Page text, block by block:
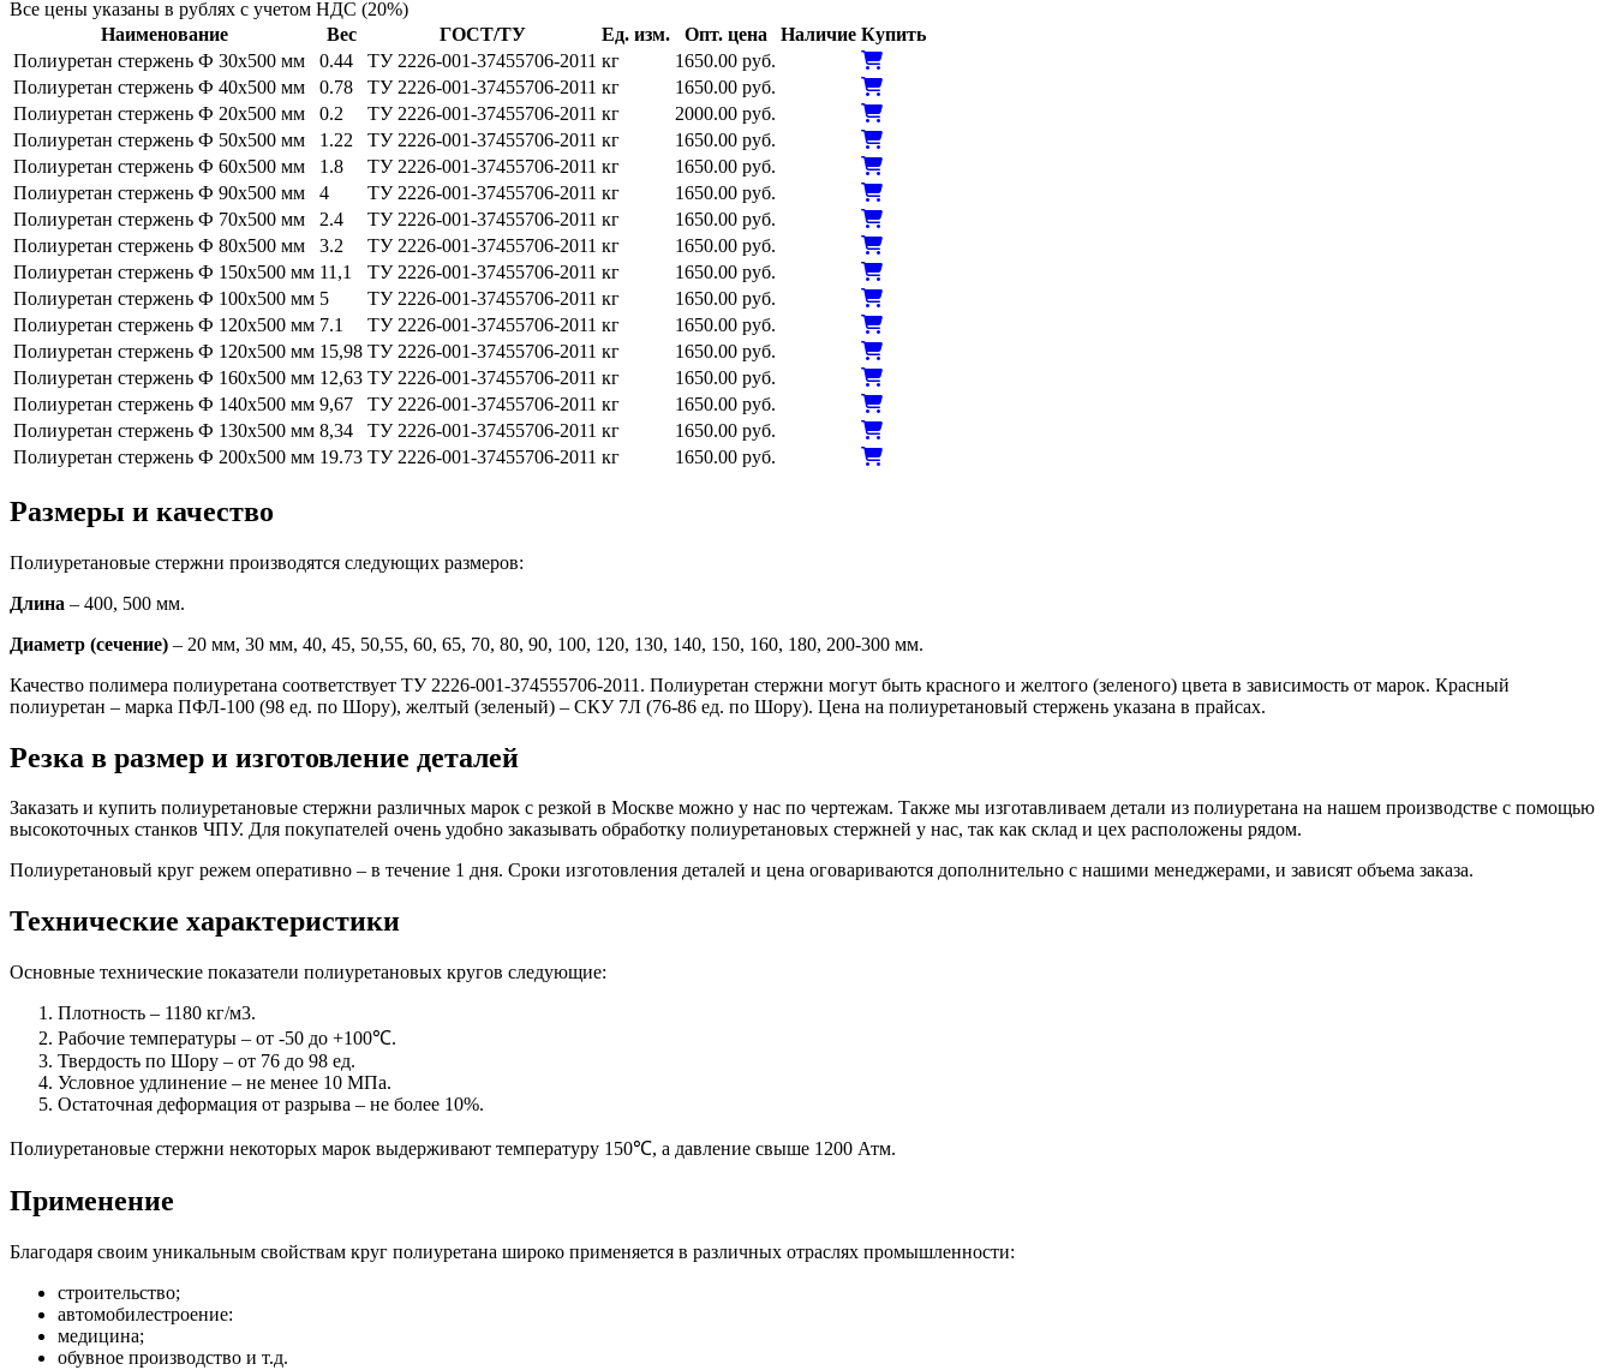
Все цены указаны в рублях с учетом НДС (20%)
Наименование
Вес ГОСТ/ТУ Ед. изм. Опт. цена Наличие Купить
Полиуретан стержень Ф 30х500 мм
0.44 ТУ 2226-001-37455706-2011 кг
1650.00 руб.
Полиуретан стержень Ф 40х500 мм
0.78 ТУ 2226-001-37455706-2011 кг
1650.00 руб.
Полиуретан стержень Ф 20х500 мм
0.2 ТУ 2226-001-37455706-2011 кг
2000.00 руб.
Полиуретан стержень Ф 50х500 мм
1.22 ТУ 2226-001-37455706-2011 кг
1650.00 руб.
Полиуретан стержень Ф 60х500 мм
1.8 ТУ 2226-001-37455706-2011 кг
1650.00 руб.
Полиуретан стержень Ф 90х500 мм
4 ТУ 2226-001-37455706-2011 кг
1650.00 руб.
Полиуретан стержень Ф 70х500 мм
2.4 ТУ 2226-001-37455706-2011 кг
1650.00 руб.
Полиуретан стержень Ф 80х500 мм
3.2 ТУ 2226-001-37455706-2011 кг
1650.00 руб.
Полиуретан стержень Ф 150х500 мм 11,1 ТУ 2226-001-37455706-2011 кг
1650.00 руб.
Полиуретан стержень Ф 100х500 мм 5 ТУ 2226-001-37455706-2011 кг
1650.00 руб.
Полиуретан стержень Ф 120х500 мм 7.1 ТУ 2226-001-37455706-2011 кг
1650.00 руб.
Полиуретан стержень Ф 120х500 мм 15,98 ТУ 2226-001-37455706-2011 кг
1650.00 руб.
Полиуретан стержень Ф 160х500 мм 12,63 ТУ 2226-001-37455706-2011 кг
1650.00 руб.
Полиуретан стержень Ф 140х500 мм 9,67 ТУ 2226-001-37455706-2011 кг
1650.00 руб.
Полиуретан стержень Ф 130х500 мм 8,34 ТУ 2226-001-37455706-2011 кг
1650.00 руб.
Полиуретан стержень Ф 200х500 мм 19.73 ТУ 2226-001-37455706-2011 кг 1650.00 руб.
Размеры и качество
Полиуретановые стержни производятся следующих размеров:
Длина – 400, 500 мм.
Диаметр (сечение) – 20 мм, 30 мм, 40, 45, 50,55, 60, 65, 70, 80, 90, 100, 120, 130, 140, 150, 160, 180, 200-300 мм.
Качество полимера полиуретана соответствует ТУ 2226-001-374555706-2011. Полиуретан стержни могут быть красного и желтого (зеленого) цвета в зависимость от марок. Красный
полиуретан – марка ПФЛ-100 (98 ед. по Шору), желтый (зеленый) – СКУ 7Л (76-86 ед. по Шору). Цена на полиуретановый стержень указана в прайсах.
Резка в размер и изготовление деталей
Заказать и купить полиуретановые стержни различных марок с резкой в Москве можно у нас по чертежам. Также мы изготавливаем детали из полиуретана на нашем производстве с помощью
высокоточных станков ЧПУ. Для покупателей очень удобно заказывать обработку полиуретановых стержней у нас, так как склад и цех расположены рядом.
Полиуретановый круг режем оперативно – в течение 1 дня. Сроки изготовления деталей и цена оговариваются дополнительно с нашими менеджерами, и зависят объема заказа.
Технические характеристики
Основные технические показатели полиуретановых кругов следующие:
Плотность – 1180 кг/м3.
Рабочие температуры – от -50 до +100℃.
Твердость по Шору – от 76 до 98 ед.
Условное удлинение – не менее 10 МПа.
Остаточная деформация от разрыва – не более 10%.
Полиуретановые стержни некоторых марок выдерживают температуру 150℃, а давление свыше 1200 Атм.
Применение
Благодаря своим уникальным свойствам круг полиуретана широко применяется в различных отраслях промышленности:
строительство;
автомобилестроение:
медицина;
обувное производство и т.д.